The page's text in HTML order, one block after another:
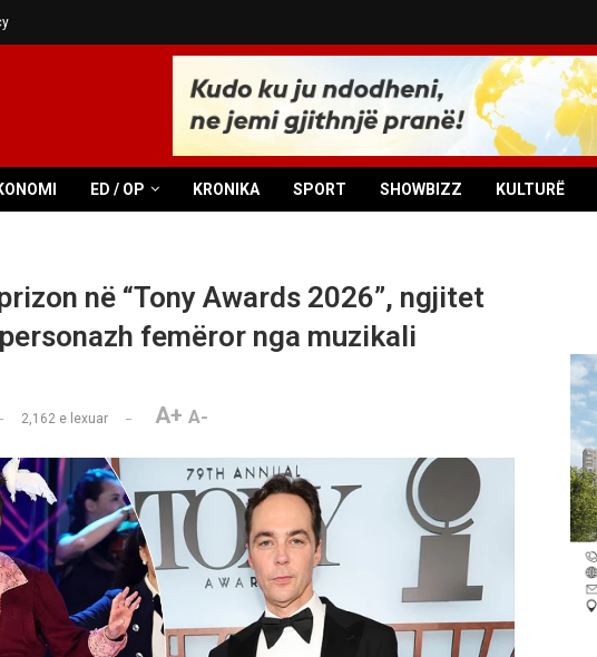
ED / OP KRONIKA SPORT SHOWBIZZ KULTURË
në “Tony Awards 2026”, ngjitet
femëror nga muzikali
2,162e lexuar A+ A-